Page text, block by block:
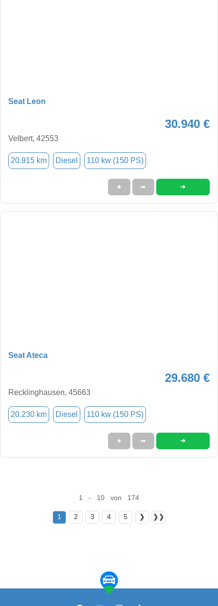
Seat Leon
30.940 €
Velbert, 42553
20.915 km Diesel 110 kw (150 PS)
★ ➦ ➜
Seat Ateca
29.680 €
Recklinghausen, 45663
20.230 km Diesel 110 kw (150 PS)
★ ➦ ➜
1 - 10 von 174
1 2 3 4 5 ❯ ❯❯